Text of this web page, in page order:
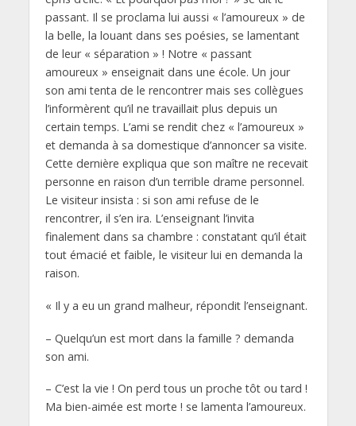
passant. Il se proclama lui aussi « l’amoureux » de
la belle, la louant dans ses poésies, se lamentant
de leur « séparation » ! Notre « passant
amoureux » enseignait dans une école. Un jour
son ami tenta de le rencontrer mais ses collègues
l’informèrent qu’il ne travaillait plus depuis un
certain temps. L’ami se rendit chez « l’amoureux »
et demanda à sa domestique d’annoncer sa visite.
Cette dernière expliqua que son maître ne recevait
personne en raison d’un terrible drame personnel.
Le visiteur insista : si son ami refuse de le
rencontrer, il s’en ira. L’enseignant l’invita
finalement dans sa chambre : constatant qu’il était
tout émacié et faible, le visiteur lui en demanda la
raison.
« Il y a eu un grand malheur, répondit l’enseignant.
– Quelqu’un est mort dans la famille ? demanda
son ami.
– C’est la vie ! On perd tous un proche tôt ou tard !
Ma bien-aimée est morte ! se lamenta l’amoureux.